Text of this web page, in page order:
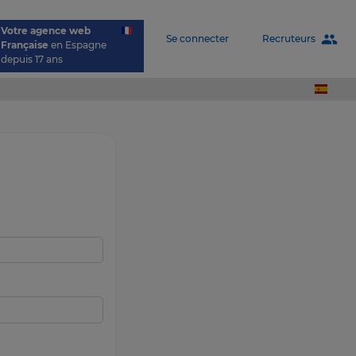
Votre agence web
Française en Espagne
depuis 17 ans
Se connecter Recruteurs people